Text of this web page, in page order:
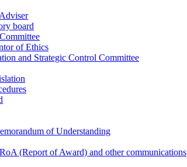
board
of Ethics
and Strategic Control Committee
of Understanding
(Report of Award) and other communications